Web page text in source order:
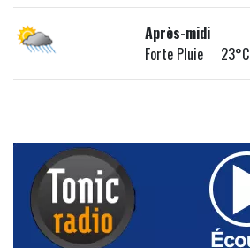
Après-midi
Forte Pluie 23°C